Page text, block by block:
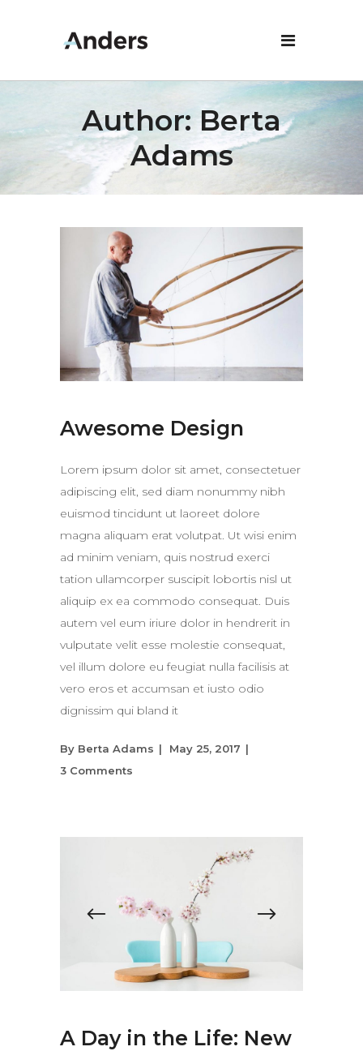
Author: Berta
Adams
Awesome Design
Lorem ipsum dolor sit amet, consectetuer
adipiscing elit, sed diam nonummy nibh
euismod tincidunt ut laoreet dolore
magna aliquam erat volutpat. Ut wisi enim
ad minim veniam, quis nostrud exerci
tation ullamcorper suscipit lobortis nisl ut
aliquip ex ea commodo consequat. Duis
autem vel eum iriure dolor in hendrerit in
vulputate velit esse molestie consequat,
vel illum dolore eu feugiat nulla facilisis at
vero eros et accumsan et iusto odio
dignissim qui bland it
By Berta Adams
May 25, 2017
3 Comments
A Day in the Life: New